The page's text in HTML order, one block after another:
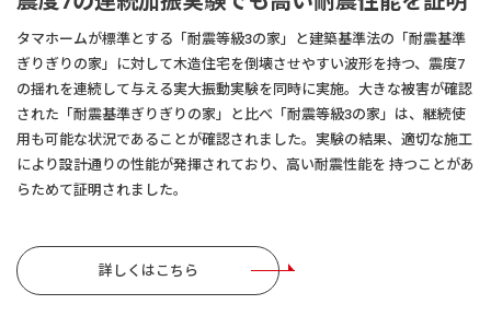
タマホームが標準とする「耐震等級3の家」と建築基準法の「耐震基準
ぎりぎりの家」に対して木造住宅を倒壊させやすい波形を持つ、震度7
の揺れを連続して与える実大振動実験を同時に実施。大きな被害が確認
された「耐震基準ぎりぎりの家」と比べ「耐震等級3の家」は、継続使
用も可能な状況であることが確認されました。実験の結果、適切な施工
により設計通りの性能が発揮されており、高い耐震性能を 持つことがあ
らためて証明されました。
詳しくはこちら